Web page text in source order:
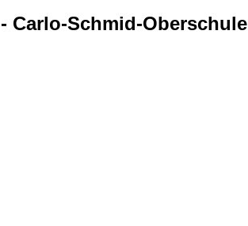
Carlo-Schmid-Oberschule